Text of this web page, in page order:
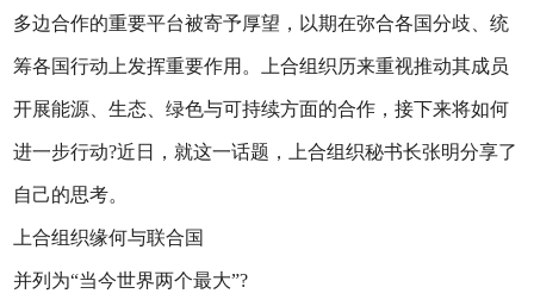
多边合作的重要平台被寄予厚望，以期在弥合各国分歧、统
筹各国行动上发挥重要作用。上合组织历来重视推动其成员
开展能源、生态、绿色与可持续方面的合作，接下来将如何
进一步行动?近日，就这一话题，上合组织秘书长张明分享了
自己的思考。
上合组织缘何与联合国
并列为“当今世界两个最大”?